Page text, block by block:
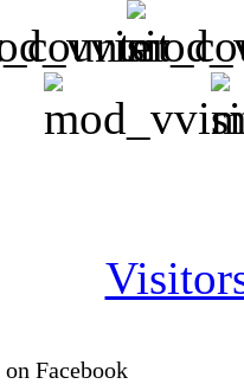
on Facebook